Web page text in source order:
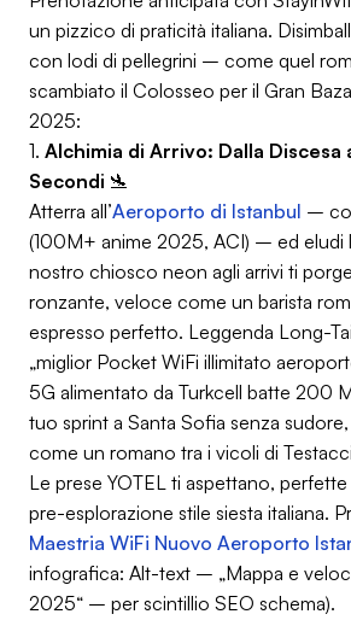
un pizzico di praticità italiana.
con lodi di pellegrini – come quel
scambiato il Colosseo per il Gran
2025:
1. Alchimia di Arrivo: Dalla Discesa
Secondi 🛬
Atterra all’Aeroporto di Istanbul –
(100M+ anime 2025, ACI) – ed eludi
nostro chiosco neon agli arrivi ti
ronzante, veloce come un barista
espresso perfetto. Leggenda Long-
„miglior Pocket WiFi illimitato
5G alimentato da Turkcell batte 200
tuo sprint a Santa Sofia senza
come un romano tra i vicoli di
Le prese YOTEL ti aspettano, perfette
pre-esplorazione stile siesta italiana.
Maestria WiFi Nuovo Aeroporto
infografica: Alt-text – „Mappa e
2025“ – per scintillio SEO schema).